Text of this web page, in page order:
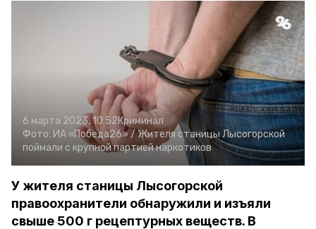
6 марта 2023, 10:52Криминал
Фото: ИА «Победа26» /Жителя станицы Лысогорской
поймали с крупной партией наркотиков
У жителя станицы Лысогорской
правоохранители обнаружили и изъяли
свыше 500 г рецептурных веществ. В